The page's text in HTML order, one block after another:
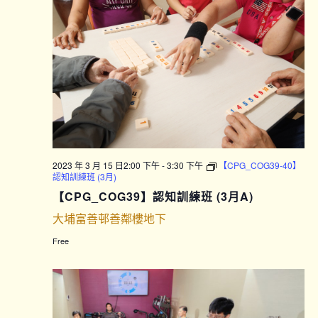
2023 年 3 月 15 日2:00 下午-3:30 下午
【CPG_COG39-40】
認知訓練班 (3月)
【CPG_COG39】認知訓練班 (3月A)
大埔富善邨善鄰樓地下
Free